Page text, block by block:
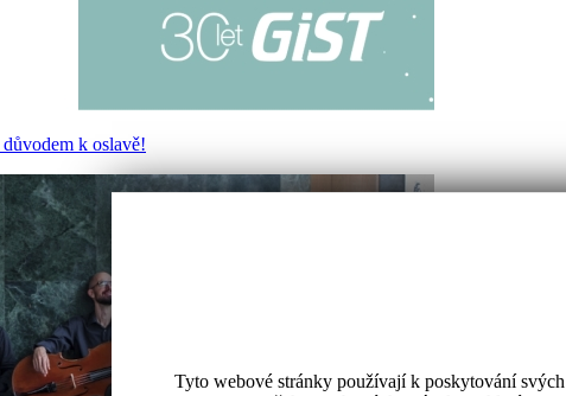
Tyto webové stránky používají k poskytování